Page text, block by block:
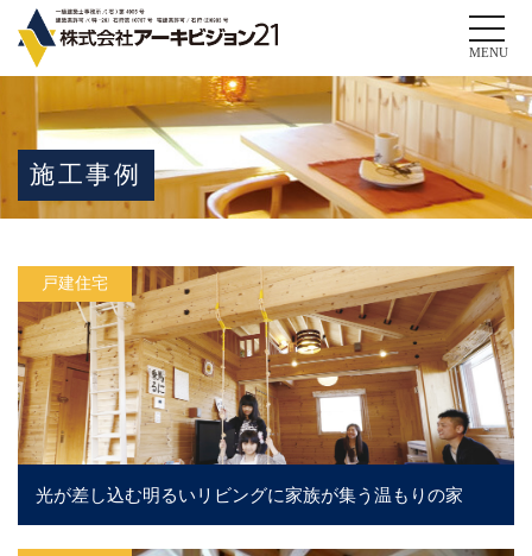
Toggle
MENU
施工事例
戸建住宅
光が差し込む明るいリビングに家族が集う温もりの家